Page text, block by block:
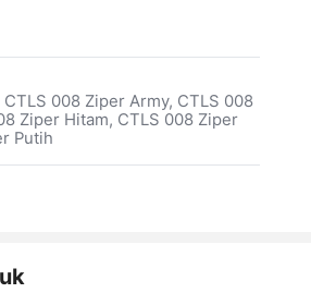
008 Ziper Army, CTLS 008
Ziper Hitam, CTLS 008 Ziper
Putih